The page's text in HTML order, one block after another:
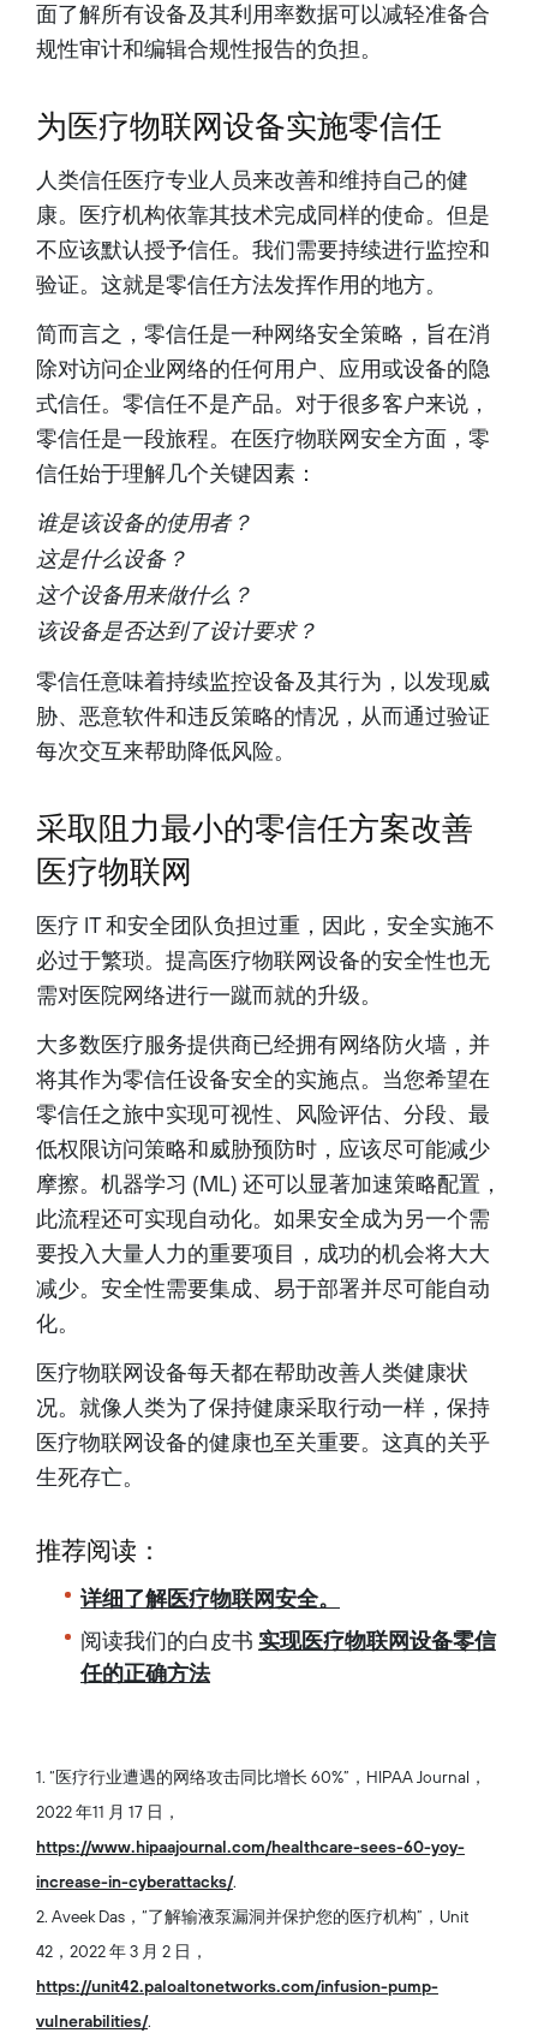
面了解所有设备及其利用率数据可以减轻准备合
规性审计和编辑合规性报告的负担。
为医疗物联网设备实施零信任
人类信任医疗专业人员来改善和维持自己的健
康。医疗机构依靠其技术完成同样的使命。但是
不应该默认授予信任。我们需要持续进行监控和
验证。这就是零信任方法发挥作用的地方。
简而言之，零信任是一种网络安全策略，旨在消
除对访问企业网络的任何用户、应用或设备的隐
式信任。零信任不是产品。对于很多客户来说，
零信任是一段旅程。在医疗物联网安全方面，零
信任始于理解几个关键因素：
谁是该设备的使用者？
这是什么设备？
这个设备用来做什么？
该设备是否达到了设计要求？
零信任意味着持续监控设备及其行为，以发现威
胁、恶意软件和违反策略的情况，从而通过验证
每次交互来帮助降低风险。
采取阻力最小的零信任方案改善
医疗物联网
医疗 IT 和安全团队负担过重，因此，安全实施不
必过于繁琐。提高医疗物联网设备的安全性也无
需对医院网络进行一蹴而就的升级。
大多数医疗服务提供商已经拥有网络防火墙，并
将其作为零信任设备安全的实施点。当您希望在
零信任之旅中实现可视性、风险评估、分段、最
低权限访问策略和威胁预防时，应该尽可能减少
摩擦。机器学习 (ML) 还可以显著加速策略配置，
此流程还可实现自动化。如果安全成为另一个需
要投入大量人力的重要项目，成功的机会将大大
减少。安全性需要集成、易于部署并尽可能自动
化。
医疗物联网设备每天都在帮助改善人类健康状
况。就像人类为了保持健康采取行动一样，保持
医疗物联网设备的健康也至关重要。这真的关乎
生死存亡。
推荐阅读：
详细了解医疗物联网安全。
阅读我们的白皮书 实现医疗物联网设备零信
任的正确方法
1. “医疗行业遭遇的网络攻击同比增长 60%”，HIPAA Journal，
2022 年11 月 17 日，
https://www.hipaajournal.com/healthcare-sees-60-yoy-
increase-in-cyberattacks/.
2. Aveek Das，“了解输液泵漏洞并保护您的医疗机构”，Unit
42，2022 年 3 月 2 日，
https://unit42.paloaltonetworks.com/infusion-pump-
vulnerabilities/.